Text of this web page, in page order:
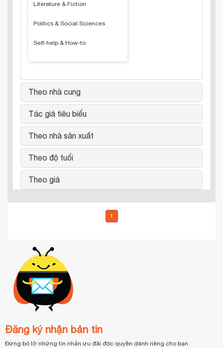
Literature & Fiction
Politics & Social Sciences
Self-help & How-to
Theo nhà cung
Tác giả tiêu biểu
Theo nhà sản xuất
Theo độ tuổi
Theo giá
1
Đăng ký nhận bản tin
Đừng bỏ lỡ những tin nhắn ưu đãi độc quyền dành riêng cho bạn